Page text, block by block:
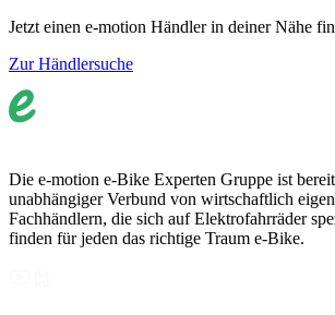
Jetzt einen e-motion Händler in deiner Nähe
Zur Händlersuche
Die e-motion e-Bike Experten Gruppe ist
unabhängiger Verbund von wirtschaftlich
Fachhändlern, die sich auf Elektrofahrräder
finden für jeden das richtige Traum e-Bike.